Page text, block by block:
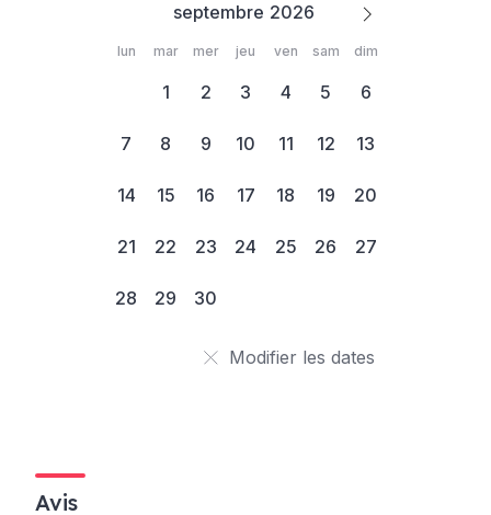
septembre
lun mar mer jeu ven sam dim
1 2 3 4 5 6
7 8 9 10 11 12 13
14 15 16 17 18 19 20
21 22 23 24 25 26 27
28 29 30
Modifier les dates
Avis